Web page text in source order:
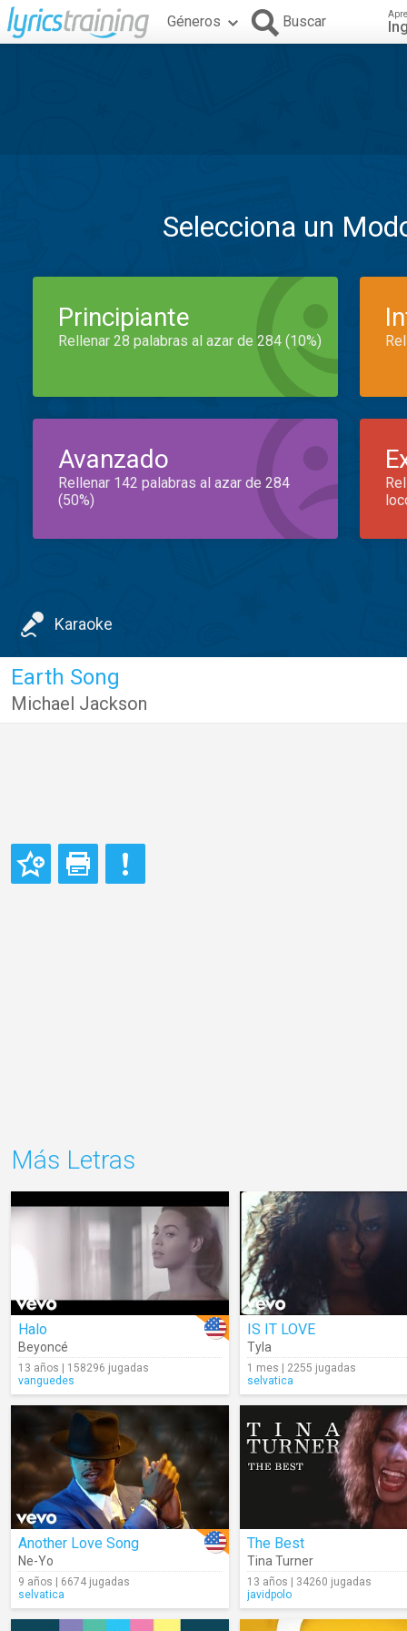
Géneros Buscar
Selecciona un
Principiante
Rellenar 28 palabras al azar de 284 (10%)
Avanzado
Rellenar 142 palabras al azar de 284
(50%)
Karaoke
Earth Song
Michael Jackson
Más Letras
Halo
Beyoncé
13 años | 158296 jugadas
vanguedes
IS IT LOVE
Tyla
1 mes | 2255 jugadas
selvatica
Another Love Song
Ne-Yo
9 años | 6674 jugadas
selvatica
The Best
Tina Turner
13 años | 34260 jugadas
javidpolo